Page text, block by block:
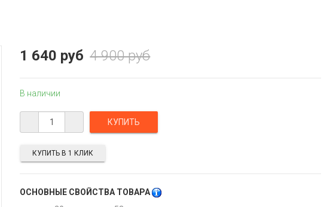
4 900 руб
1 640 руб
В наличии
ОСНОВНЫЕ СВОЙСТВА ТОВАРА
КУПИТЬ В 1 КЛИК